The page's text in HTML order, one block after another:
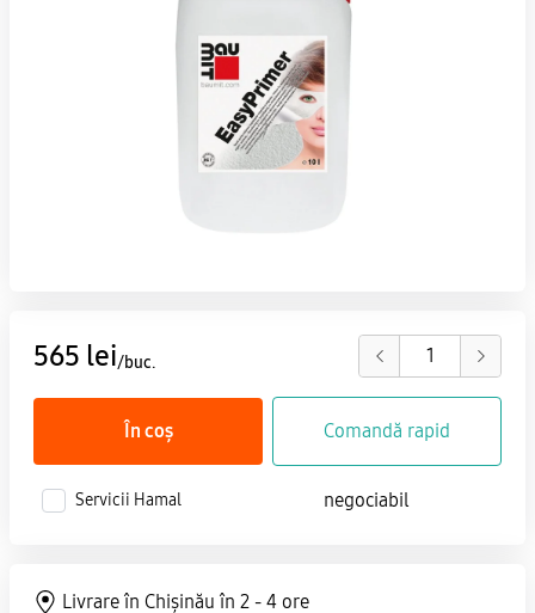
565 lei/buc.
În coș Comandă rapid
Servicii Hamal negociabil
Livrare în Chișinău în 2 - 4 ore